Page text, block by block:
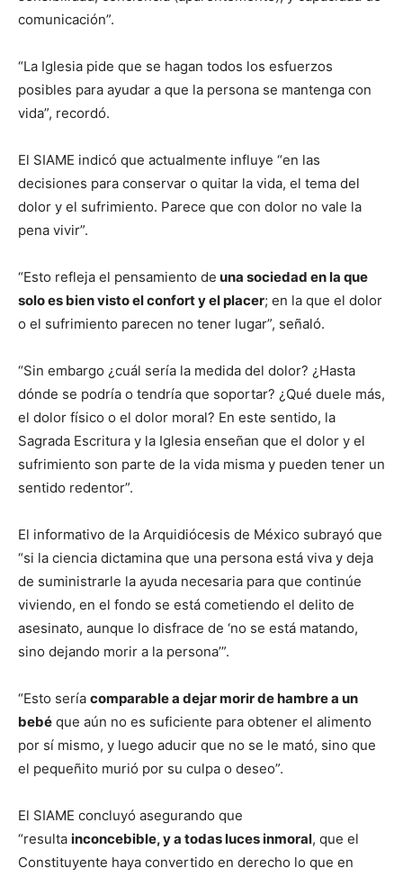
comunicación”.
“La Iglesia pide que se hagan todos los esfuerzos
posibles para ayudar a que la persona se mantenga con
vida”, recordó.
El SIAME indicó que actualmente influye “en las
decisiones para conservar o quitar la vida, el tema del
dolor y el sufrimiento. Parece que con dolor no vale la
pena vivir”.
“Esto refleja el pensamiento de una sociedad en la que
solo es bien visto el confort y el placer; en la que el dolor
o el sufrimiento parecen no tener lugar”, señaló.
“Sin embargo ¿cuál sería la medida del dolor? ¿Hasta
dónde se podría o tendría que soportar? ¿Qué duele más,
el dolor físico o el dolor moral? En este sentido, la
Sagrada Escritura y la Iglesia enseñan que el dolor y el
sufrimiento son parte de la vida misma y pueden tener un
sentido redentor”.
El informativo de la Arquidiócesis de México subrayó que
“si la ciencia dictamina que una persona está viva y deja
de suministrarle la ayuda necesaria para que continúe
viviendo, en el fondo se está cometiendo el delito de
asesinato, aunque lo disfrace de ‘no se está matando,
sino dejando morir a la persona’”.
“Esto sería comparable a dejar morir de hambre a un
bebé que aún no es suficiente para obtener el alimento
por sí mismo, y luego aducir que no se le mató, sino que
el pequeñito murió por su culpa o deseo”.
El SIAME concluyó asegurando que
“resulta inconcebible, y a todas luces inmoral, que el
Constituyente haya convertido en derecho lo que en